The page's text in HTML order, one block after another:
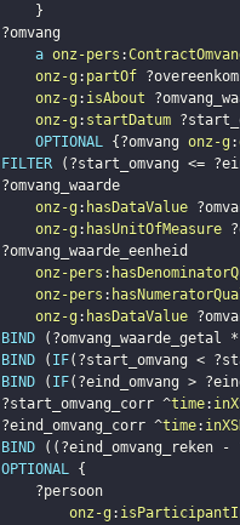
}
?omvang
a onz-pers :
onz-g : partOf
onz-g : isAbout
onz-g : startDatum
OPTIONAL { ?omvang onz-g :
FILTER ( ?start_omvang <=
?omvang_waarde
onz-g : hasDataValue
onz-g : hasUnitOfMeasure
?omvang_waarde_eenheid
onz-pers :
onz-pers :
onz-g : hasDataValue
BIND ( ?omvang_waarde_getal *
BIND ( IF( ?start_omvang <
BIND ( IF( ?eind_omvang >
?start_omvang_corr ^time:
?eind_omvang_corr ^time:
BIND ( ( ?eind_omvang_reken -
OPTIONAL {
?persoon
onz-g :